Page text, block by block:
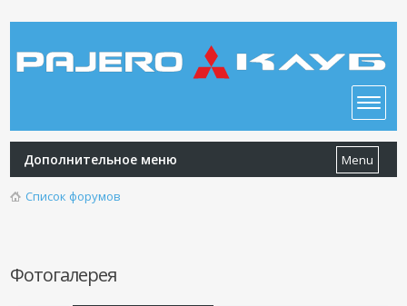
Дополнительное меню Menu
Список форумов
Фотогалерея